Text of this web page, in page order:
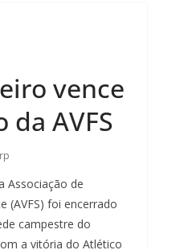
vence
da AVFS
Associação de
(AVFS) foi encerrado
campestre do
a vitória do Atlético